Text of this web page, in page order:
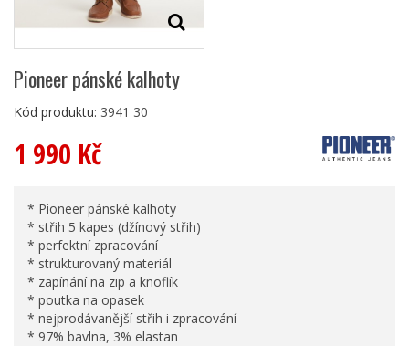
Pioneer pánské kalhoty
Kód produktu: 3941 30
1 990 Kč
* Pioneer pánské kalhoty
* střih 5 kapes (džínový střih)
* perfektní zpracování
* strukturovaný materiál
* zapínání na zip a knoflík
* poutka na opasek
* nejprodávanější střih i zpracování
* 97% bavlna, 3% elastan